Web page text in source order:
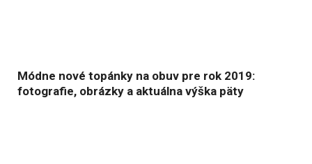
Módne nové topánky na obuv pre rok 2019:
fotografie, obrázky a aktuálna výška päty